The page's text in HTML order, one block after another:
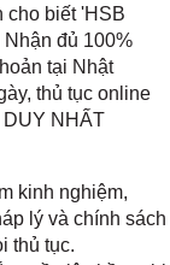
kinh nghiệm,
lý và chính sách
thủ tục.